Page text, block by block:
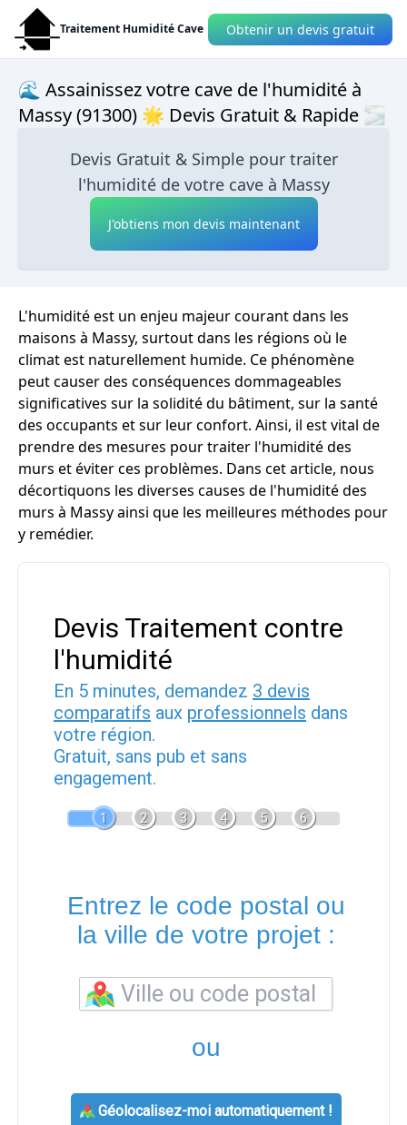
Traitement Humidité Cave Obtenir un devis gratuit
🌊 Assainissez votre cave de l'humidité à
Massy (91300) 🌟 Devis Gratuit & Rapide 🌫
Devis Gratuit & Simple pour traiter
l'humidité de votre cave à Massy
J'obtiens mon devis maintenant
L'humidité est un enjeu majeur courant dans les
maisons à Massy, surtout dans les régions où le
climat est naturellement humide. Ce phénomène
peut causer des conséquences dommageables
significatives sur la solidité du bâtiment, sur la santé
des occupants et sur leur confort. Ainsi, il est vital de
prendre des mesures pour traiter l'humidité des
murs et éviter ces problèmes. Dans cet article, nous
décortiquons les diverses causes de l'humidité des
murs à Massy ainsi que les meilleures méthodes pour
y remédier.
Devis Traitement contre
l'humidité
En 5 minutes, demandez 3 devis
comparatifs aux professionnels dans
votre région.
Gratuit, sans pub et sans
engagement.
1 2 3 4 5 6
Entrez le code postal ou
la ville de votre projet :
ou
Géolocalisez-moi automatiquement !